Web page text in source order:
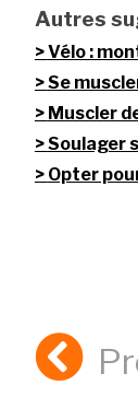
Autres
Vélo :
Se
Muscler
Soulager
Opter